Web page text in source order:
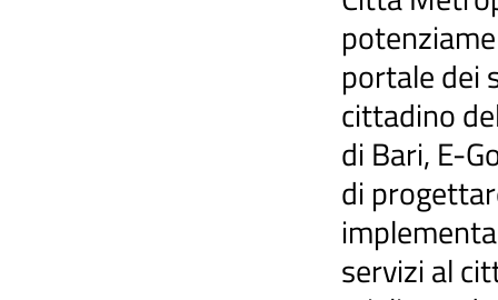
portale dei
cittadino
di Bari, E-
di
servizi al